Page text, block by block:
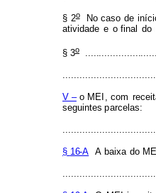
§ 2o No caso de
atividade e o final do
§ 3o
V –o ME , com re
seguintes parcelas:
§ 16-A A baixa do MEI